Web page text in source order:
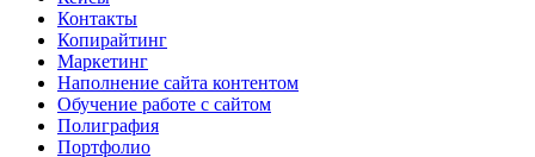
Контакты
Копирайтинг
Маркетинг
Наполнение сайта контентом
Обучение работе с сайтом
Полиграфия
Портфолио